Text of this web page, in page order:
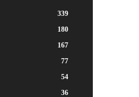
339
180
167
77
54
36